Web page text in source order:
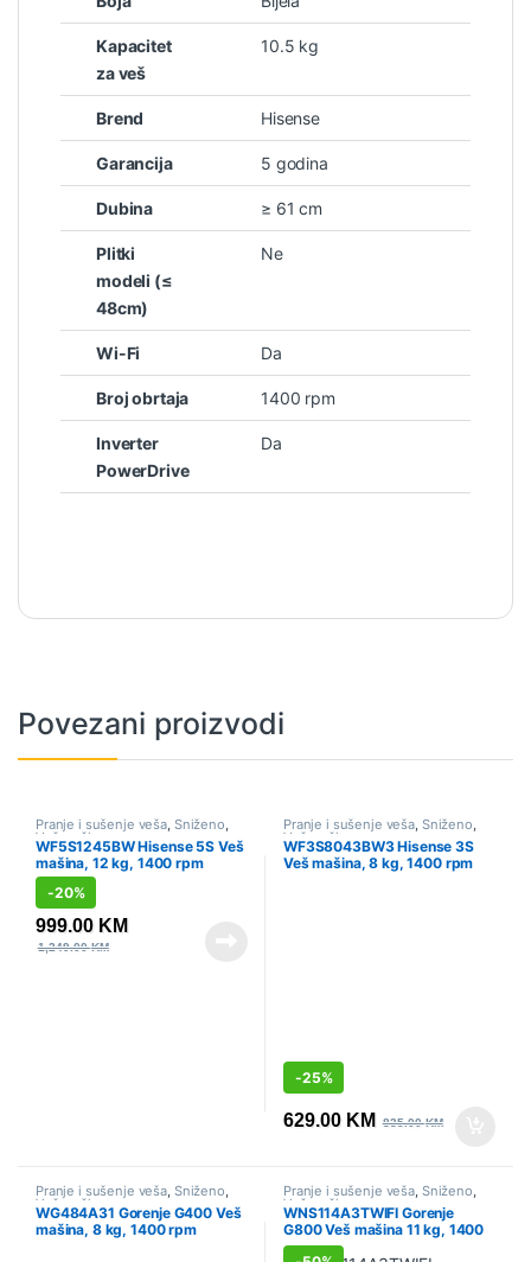
Kapacitet
za veš
10.5 kg
Brend Hisense
Garancija 5 godina
Dubina ≥ 61 cm
Plitki
modeli (≤
48cm)
Ne
Wi-Fi Da
Broj obrtaja 1400 rpm
Inverter
PowerDrive
Da
Povezani proizvodi
Pranje i sušenje veša, Sniženo,
Veš mašine
WF5S1245BW Hisense 5S Veš
mašina, 12 kg, 1400 rpm
-20%
999.00 KM
1,249.00KM
Pranje i sušenje veša, Sniženo,
Veš mašine
WF3S8043BW3 Hisense 3S
Veš mašina, 8 kg, 1400 rpm
-25%
629.00 KM 835.00KM
Pranje i sušenje veša, Sniženo,
Veš mašine
WG484A31 Gorenje G400 Veš
mašina, 8 kg, 1400 rpm
Pranje i sušenje veša, Sniženo,
Veš mašine
WNS114A3TWIFI Gorenje
G800 Veš mašina 11 kg, 1400
rpm